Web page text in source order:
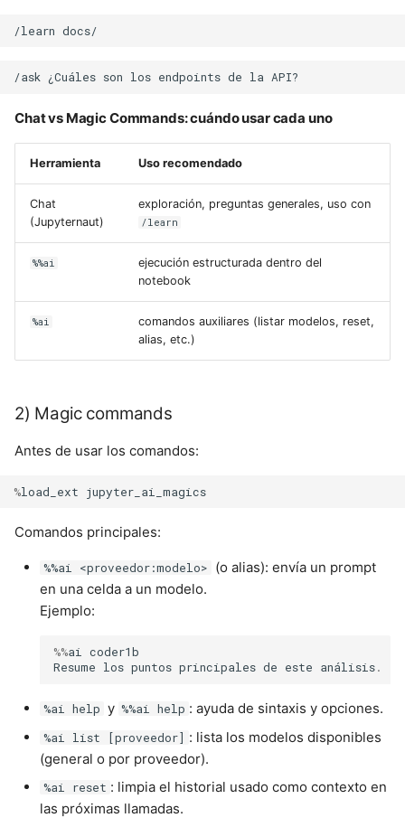
Chat vs Magic Commands: cuándo usar cada uno
Herramienta Uso recomendado
Chat
(Jupyternaut)
exploración, preguntas generales, uso con
/learn
%%ai
ejecución estructurada dentro del
notebook
%ai
comandos auxiliares (listar modelos, reset,
alias, etc.)
2) Magic commands
Antes de usar los comandos:
%load_ext jupyter_ai_magics
Comandos principales:
%%ai <proveedor:modelo>
(o alias): envía un prompt
en una celda a un modelo.
Ejemplo:
%%ai
coder1b
Resume
los puntos principales de este análisis.
%ai help y %%ai help : ayuda de sintaxis y opciones.
%ai list [proveedor] : lista los modelos disponibles
(general o por proveedor).
%ai reset : limpia el historial usado como contexto en
las próximas llamadas.